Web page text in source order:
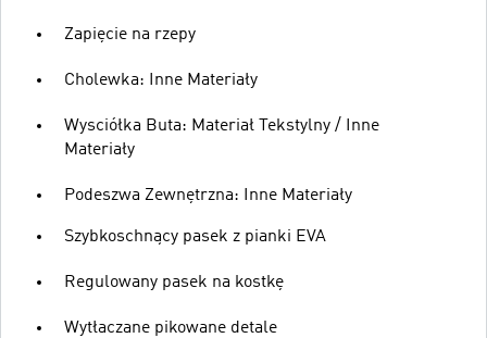
Zapięcie na rzepy
Cholewka: Inne Materiały
Wysciółka Buta: Materiał Tekstylny / Inne
Materiały
Podeszwa Zewnętrzna: Inne Materiały
Szybkoschnący pasek z pianki EVA
Regulowany pasek na kostkę
Wytłaczane pikowane detale